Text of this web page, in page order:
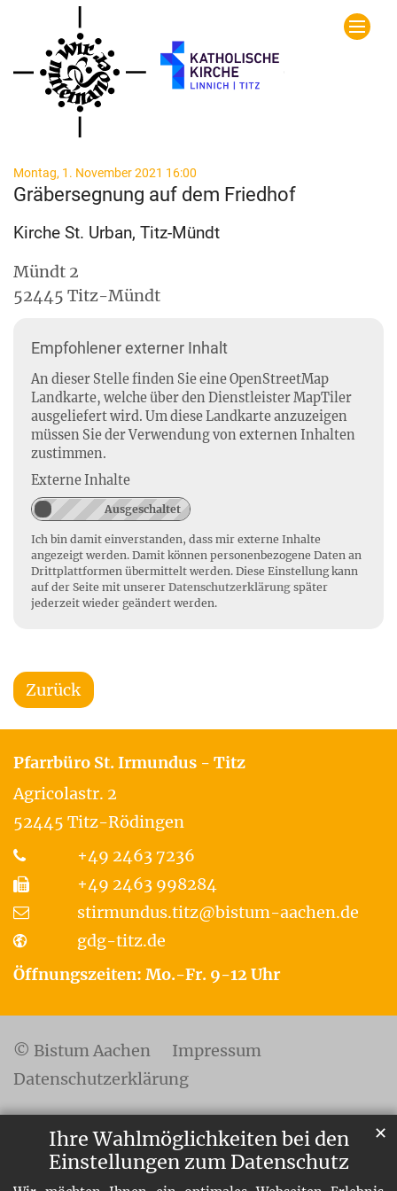
Ihre Wahlmöglichkeiten bei den
Einstellungen zum Datenschutz
✕
Zum Inhalt springen
Montag, 1. November 2021 16:00
Gräbersegnung auf dem Friedhof
Kirche St. Urban, Titz-Mündt
Mündt 2
52445 Titz-Mündt
Empfohlener externer Inhalt
An dieser Stelle finden Sie eine OpenStreetMap
Landkarte, welche über den Dienstleister MapTiler
ausgeliefert wird. Um diese Landkarte anzuzeigen
müssen Sie der Verwendung von externen Inhalten
zustimmen.
Externe Inhalte
Ich bin damit einverstanden, dass mir externe Inhalte
angezeigt werden. Damit können personenbezogene Daten an
Drittplattformen übermittelt werden. Diese Einstellung kann
auf der Seite mit unserer Datenschutzerklärung später
jederzeit wieder geändert werden.
Zurück
Pfarrbüro St. Irmundus - Titz
Agricolastr. 2
52445 Titz-Rödingen
+49 2463 7236
+49 2463 998284
stirmundus.titz@bistum-aachen.de
gdg-titz.de
Öffnungszeiten: Mo.-Fr. 9-12 Uhr
© Bistum Aachen
Impressum
Datenschutzerklärung